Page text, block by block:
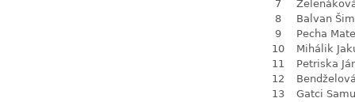
7
8
Balvan
9
Pecha
10
Mihálik
11
Petriska
12
13
Gatci